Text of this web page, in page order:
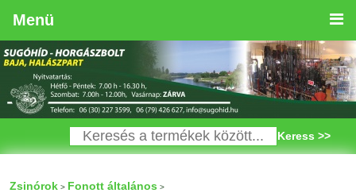
Menü
Keress >>
Zsinórok> Fonott általános >